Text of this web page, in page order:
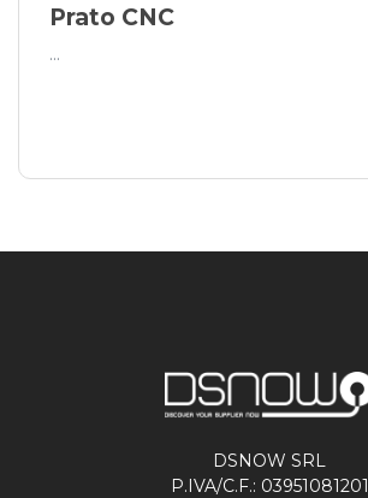
Prato CNC
...
DSNOW SRL
P.IVA/C.F.: 03951081201